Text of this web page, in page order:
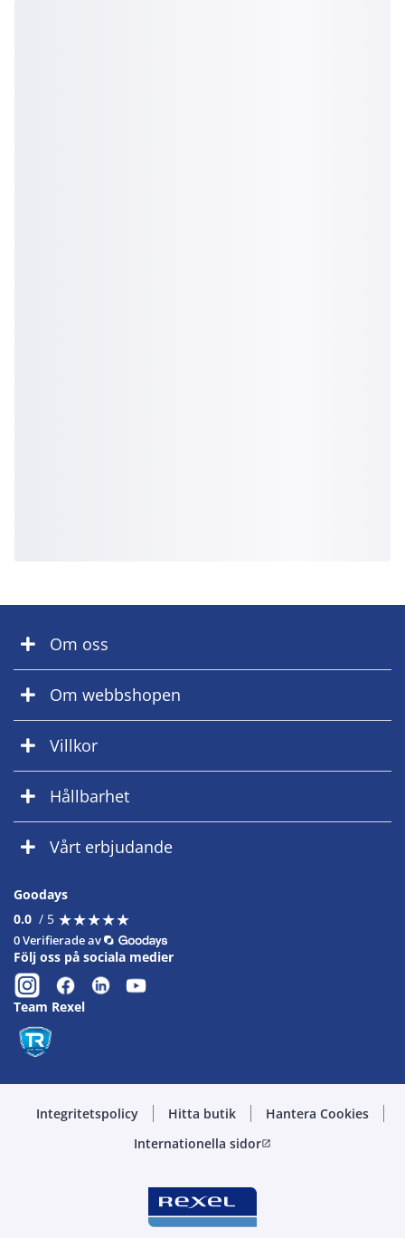
Om oss
Om webbshopen
Villkor
Hållbarhet
Vårt erbjudande
Goodays
0.0 / 5 ★★★★★
★★★★★
0 Verifierade av
Följ oss på sociala medier
Team Rexel
Integritetspolicy Hitta butik
Hantera Cookies
Internationella sidoropen_in_new